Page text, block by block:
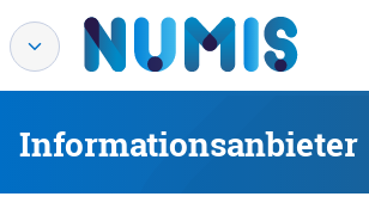
Informationsanbieter